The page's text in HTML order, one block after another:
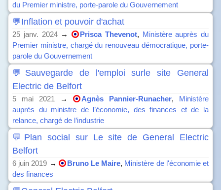
du Premier ministre, porte-parole du Gouvernement
💬Inflation et pouvoir d'achat
25 janv. 2024→ Prisca Thevenot, Ministère auprès du
Premier ministre, chargé du renouveau démocratique, porte-
parole du Gouvernement
💬Sauvegarde de l'emploi surle site General
Electric de Belfort
5 mai 2021 → Agnès Pannier-Runacher, Ministère
auprès du ministre de l’économie, des finances et de la
relance, chargé de l’industrie
💬Plan social sur Le site de General Electric
Belfort
6 juin 2019 → Bruno Le Maire, Ministère de l'économie et
des finances